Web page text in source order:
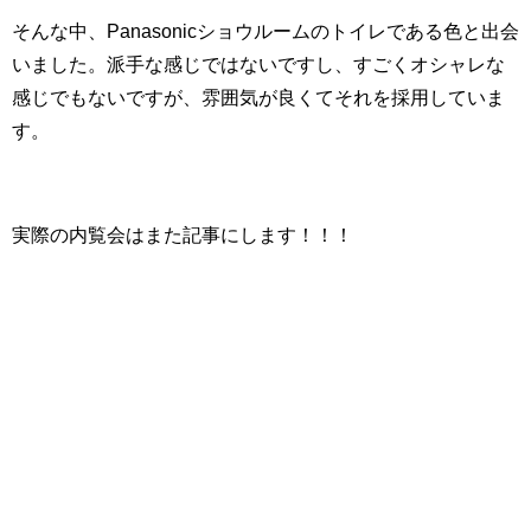
そんな中、Panasonicショウルームのトイレである色と出会
いました。派手な感じではないですし、すごくオシャレな
感じでもないですが、雰囲気が良くてそれを採用していま
す。
実際の内覧会はまた記事にします！！！